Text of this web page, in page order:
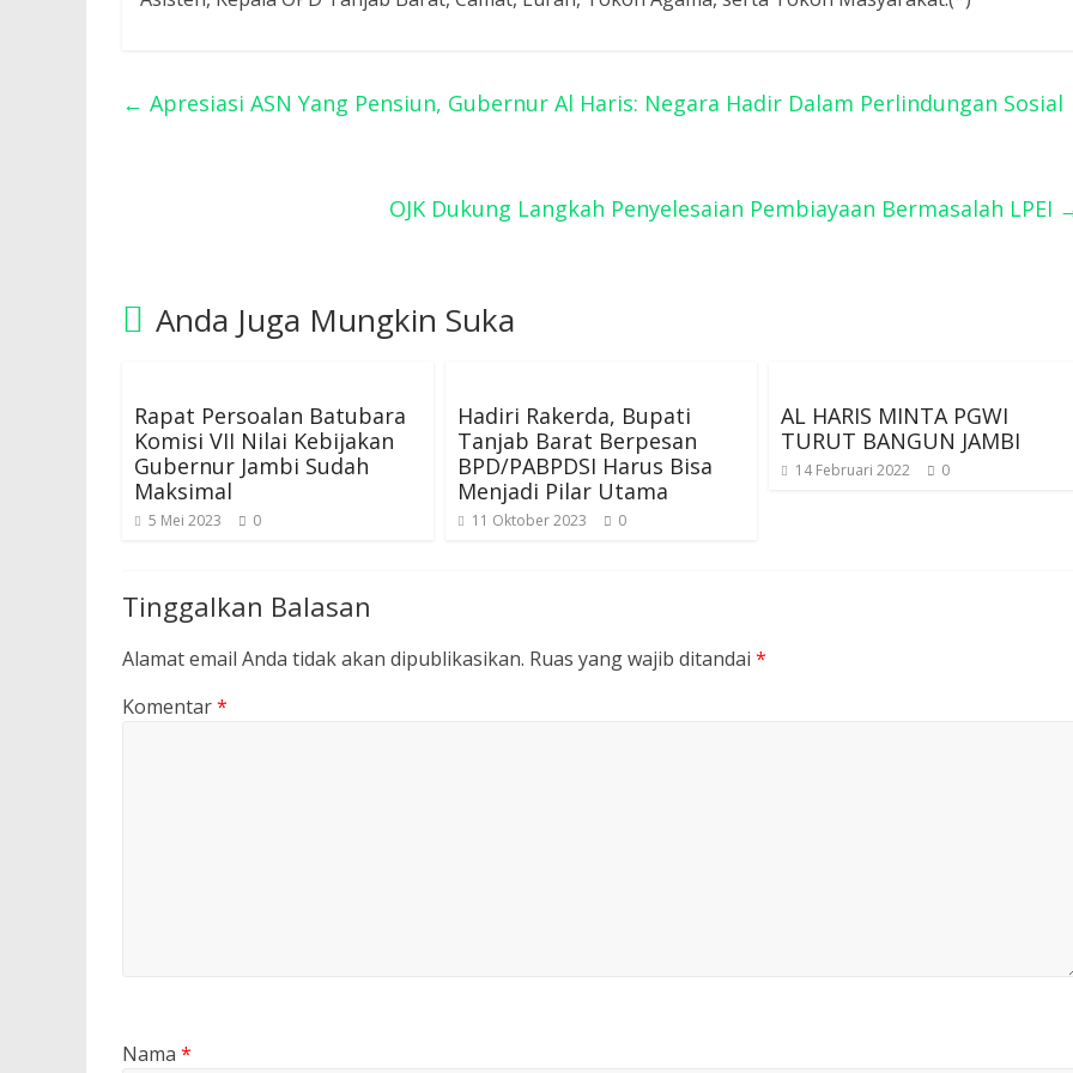
← Apresiasi ASN Yang Pensiun, Gubernur Al Haris: Negara Hadir Dalam Perlindungan Sosial
OJK Dukung Langkah Penyelesaian Pembiayaan Bermasalah LPEI
Anda Juga Mungkin Suka
Rapat Persoalan Batubara
Komisi VII Nilai Kebijakan
Gubernur Jambi Sudah
Maksimal
5 Mei 2023 0
Hadiri Rakerda, Bupati
Tanjab Barat Berpesan
BPD/PABPDSI Harus Bisa
Menjadi Pilar Utama
11 Oktober 2023 0
AL HARIS MINTA PGWI
TURUT BANGUN JAMBI
14 Februari 2022 0
Tinggalkan Balasan
Alamat email Anda tidak akan dipublikasikan. Ruas yang wajib ditandai *
Komentar*
Nama *